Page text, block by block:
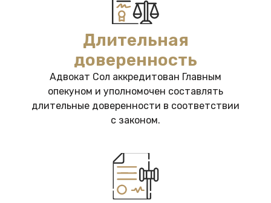
Длительная
доверенность
Адвокат Сол аккредитован Главным
опекуном и уполномочен составлять
длительные доверенности в соответствии
с законом.